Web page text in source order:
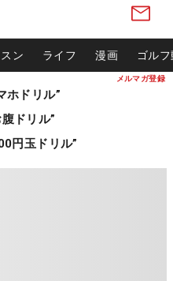
メルマガ登録
ン ライフ 漫画 ゴル
ホドリル”
ドリル”
円玉ドリル”